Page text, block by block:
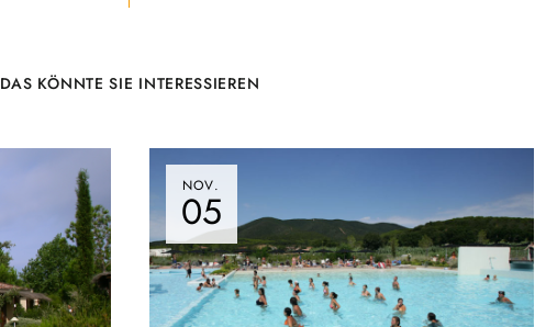
DAS KÖNNTE SIE INTERESSIEREN
NOV.
05